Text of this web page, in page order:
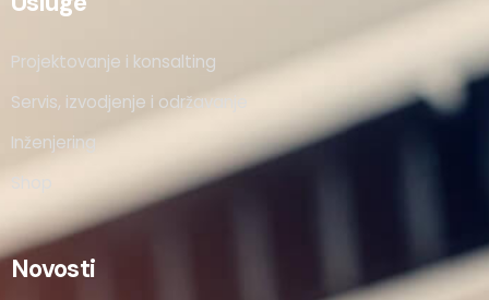
Projektovanje i konsalting
Servis, izvodjenje i održavanje
Inženjering
Shop
Novosti